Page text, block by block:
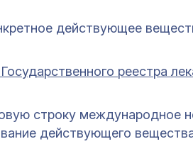
действующее
реестра
строку международное
действующего